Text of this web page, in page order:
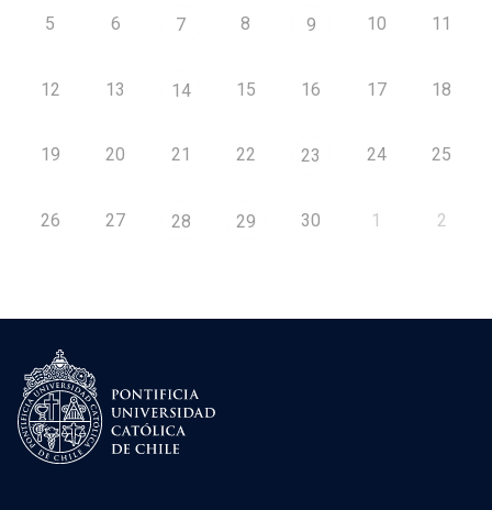
5 6 7 8 9 10 11
12 13 14 15 16 17 18
19 20 21 22 23 24 25
26 27 28 29 30 1 2